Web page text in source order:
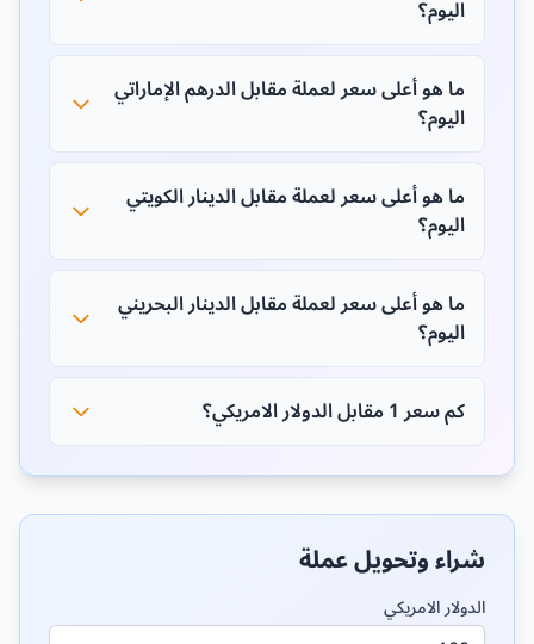
اليوم؟
ما هو أعلى سعر لعملة مقابل الدرهم الإماراتي
اليوم؟
ما هو أعلى سعر لعملة مقابل الدينار الكويتي
اليوم؟
ما هو أعلى سعر لعملة مقابل الدينار البحريني
اليوم؟
كم سعر 1 مقابل الدولار الامريكي؟
شراء وتحويل عملة
الدولار الامريكي